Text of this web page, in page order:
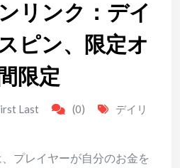
リンク：デイ
ピン、限定オ
限定
Last (0)
デイリ
プレイヤーが自分のお金を